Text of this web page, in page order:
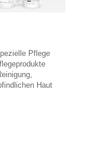
Pflege
Haut